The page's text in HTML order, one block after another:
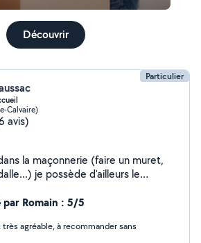
Découvrir
Particulier
Calvaire)
avis)
la maçonnerie (faire un muret,
je possède d'ailleurs le
par Romain : 5/5
agréable, à recommander sans